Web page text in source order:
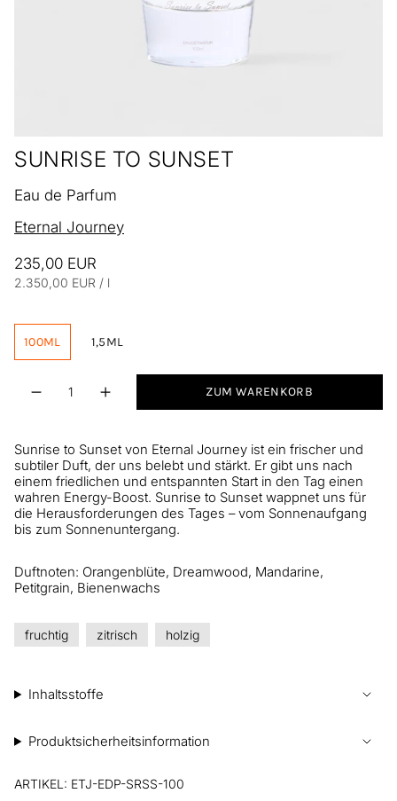
SUNRISE TO SUNSET
Eau de Parfum
Eternal Journey
235,00 EUR
Einheitspreis
2.350,00 EUR /pro
l
100ML 1,5ML
ZUM WARENKORB
Sunrise to Sunset von Eternal Journey ist ein frischer und
subtiler Duft, der uns belebt und stärkt. Er gibt uns nach
einem friedlichen und entspannten Start in den Tag einen
wahren Energy-Boost. Sunrise to Sunset wappnet uns für
die Herausforderungen des Tages – vom Sonnenaufgang
bis zum Sonnenuntergang.
Duftnoten: Orangenblüte, Dreamwood, Mandarine,
Petitgrain, Bienenwachs
fruchtig zitrisch holzig
Inhaltsstoffe
Produktsicherheitsinformation
ARTIKEL: ETJ-EDP-SRSS-100